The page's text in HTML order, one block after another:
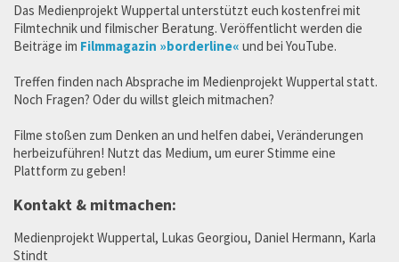
Das Medienprojekt Wuppertal unterstützt euch kostenfrei mit
Filmtechnik und filmischer Beratung. Veröffentlicht werden die
Beiträge im Filmmagazin »borderline« und bei YouTube.
Treffen finden nach Absprache im Medienprojekt Wuppertal statt.
Noch Fragen? Oder du willst gleich mitmachen?
Filme stoßen zum Denken an und helfen dabei, Veränderungen
herbeizuführen! Nutzt das Medium, um eurer Stimme eine
Plattform zu geben!
Kontakt & mitmachen:
Medienprojekt Wuppertal, Lukas Georgiou, Daniel Hermann, Karla
Stindt